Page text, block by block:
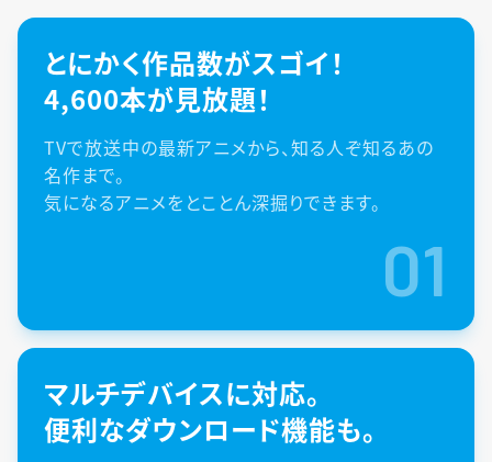
とにかく作品数がスゴイ！
4,600本が見放題！
TVで放送中の最新アニメから、知る人ぞ知るあの
名作まで。
気になるアニメをとことん深掘りできます。
01
マルチデバイスに対応。
便利なダウンロード機能も。